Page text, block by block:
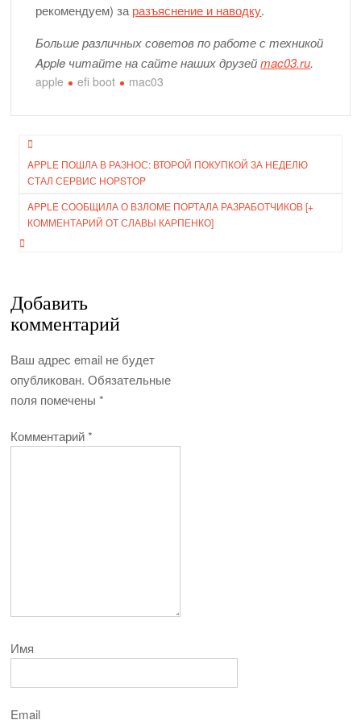
рекомендуем) за разъяснение и наводку.
Больше различных советов по работе с техникой
Apple читайте на сайте наших друзейmac03.ru.
apple efi boot mac03
Навигация
по
записям
APPLE ПОШЛА В РАЗНОС: ВТОРОЙ ПОКУПКОЙ ЗА НЕДЕЛЮ
СТАЛ СЕРВИС HOPSTOP
APPLE СООБЩИЛА О ВЗЛОМЕ ПОРТАЛА РАЗРАБОТЧИКОВ [+
КОММЕНТАРИЙ ОТ СЛАВЫ КАРПЕНКО]
Добавить
комментарий
Ваш адрес email не будет
опубликован. Обязательные
поля помечены*
Комментарий*
Имя
Email